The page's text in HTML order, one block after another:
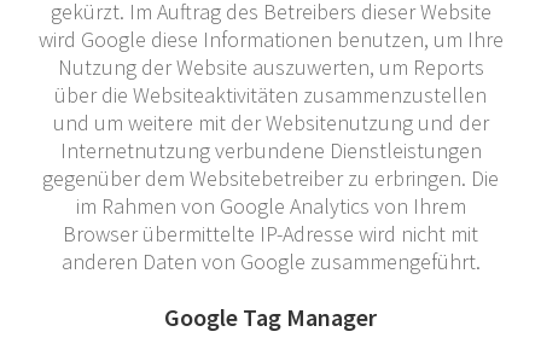
gekürzt. Im Auftrag des Betreibers dieser Website
wird Google diese Informationen benutzen, um Ihre
Nutzung der Website auszuwerten, um Reports
über die Websiteaktivitäten zusammenzustellen
und um weitere mit der Websitenutzung und der
Internetnutzung verbundene Dienstleistungen
gegenüber dem Websitebetreiber zu erbringen. Die
im Rahmen von Google Analytics von Ihrem
Browser übermittelte IP-Adresse wird nicht mit
anderen Daten von Google zusammengeführt.
Google Tag Manager